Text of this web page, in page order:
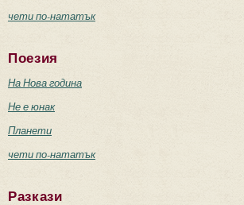
чети по-нататък
Поезия
На Нова година
Не е юнак
Планети
чети по-нататък
Разкази